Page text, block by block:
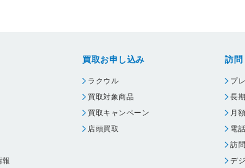
報
買取お申し込み
ラクウル
買取対象商品
買取キャンペーン
店頭買取
訪問
プ
長
月
電
訪
デ